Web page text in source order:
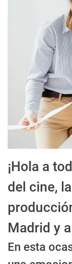
¡Hola a
del cine,
Madrid y
En esta